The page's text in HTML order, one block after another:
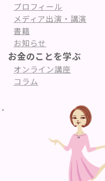
プロフィール
メディア出演・講演
書籍
お知らせ
お金のことを学ぶ
オンライン講座
コラム